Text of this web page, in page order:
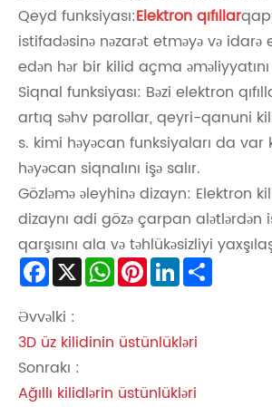
Qeyd funksiyası:Elektron qıfıllar
istifadəsinə nəzarət etməyə və idarə
edən hər bir kilid açma
Siqnal funksiyası: Bəzi elektron
artıq səhv parollar, qeyri-qanuni
s. kimi həyəcan funksiyaları da var
həyəcan siqnalını işə salır.
Gözləmə əleyhinə dizayn: Elektron
dizaynı adi gözə çarpan alətlərdən
qarşısını ala və təhlükəsizliyi
Facebook
X WhatsApp
PinterestLinkedIn
Əvvəlki :
3D üz kilidinin üstünlükləri
Sonrakı :
Ağıllı kilidlərin üstünlükləri